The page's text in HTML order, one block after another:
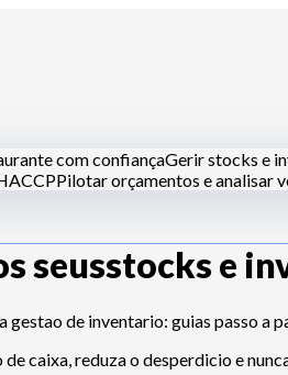
com confiançaGerir stocks e
Pilotar orçamentos e analisar
seusstocks e
gestao de inventario: guias passo a
caixa, reduza o desperdicio e